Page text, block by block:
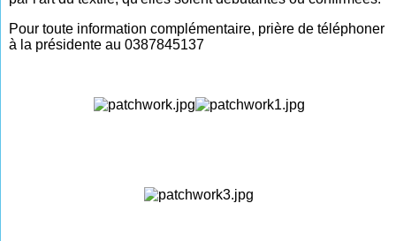
Pour toute information complémentaire, prière de téléphoner
à la présidente au 0387845137